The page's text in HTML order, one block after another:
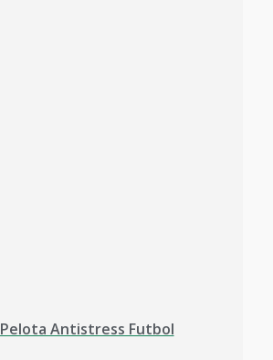
Pelota Antistress Futbol